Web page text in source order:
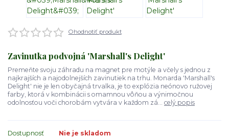
Ohodnotiť produkt
Zavinutka podvojná 'Marshall's Delight'
Premeňte svoju záhradu na magnet pre motýle a včely s jednou z
najkrajších a najodolnejších zavinutiek na trhu. Monarda 'Marshall's
Delight' nie je len obyčajná trvalka, je to explózia neónovo ružovej
farby, ktorá v kombinácii s omamnou vôňou a výnimočnou
odolnosťou voči chorobám vytvára v každom zá... celý popis
Dostupnosť Nie je skladom